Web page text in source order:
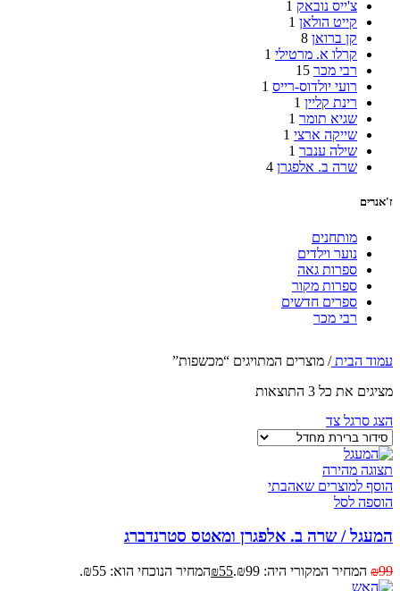
צ'ייס נובאק 1
קייט הולאן 1
קן ברואן 8
קרלו א. מרטילי 1
רבי מכר 15
רועי יולדוס-רייס 1
רינת קליין 1
שגיא תומר 1
שייקה ארצי 1
שילה ענבר 1
שרה ב. אלפגרן 4
ז'אנרים
מותחנים
נוער וילדים
ספרות גאה
ספרות מקור
ספרים חדשים
רבי מכר
עמוד הבית/ מוצרים המתויגים “מכשפות”
מציגים את כל ⁦3⁩ התוצאות
הצג סרגל צד
תצוגה מהירה
הוסף למוצרים שאהבתי
הוספה לסל
המעגל / שרה ב. אלפגרן ומאטס סטרנדברג
₪99 המחיר המקורי היה: ₪99. ₪55 המחיר הנוכחי הוא: ₪55.